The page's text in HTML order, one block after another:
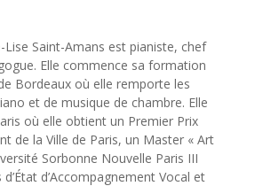
Saint-Amans est pianiste, chef
Elle commence sa formation
Bordeaux où elle remporte les
et de musique de chambre. Elle
où elle obtient un Premier Prix
de la Ville de Paris, un Master « Art
Sorbonne Nouvelle Paris III
d’Accompagnement Vocal et